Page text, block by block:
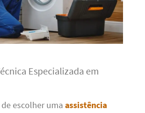
Especializada em
escolher uma assistência